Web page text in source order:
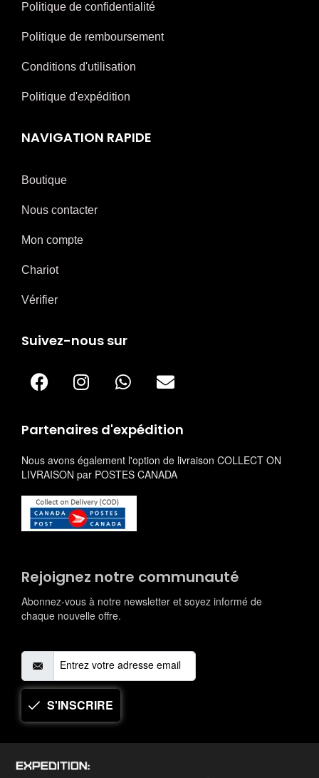
Politique de confidentialité
Politique de remboursement
Conditions d'utilisation
Politique d'expédition
NAVIGATION RAPIDE
Boutique
Nous contacter
Mon compte
Chariot
Vérifier
Suivez-nous sur
Partenaires d'expédition
Nous avons également l'option de livraison COLLECT ON
LIVRAISON par POSTES CANADA
Rejoignez notre communauté
Abonnez-vous à notre newsletter et soyez informé de
chaque nouvelle offre.
S'INSCRIRE